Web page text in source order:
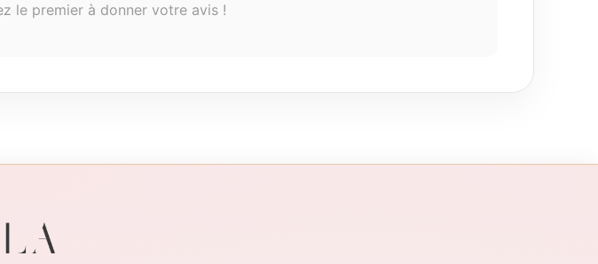
le premier à donner votre avis !